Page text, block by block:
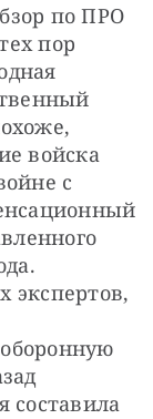
по ПРО
пор
войска
с
экспертов,
составила